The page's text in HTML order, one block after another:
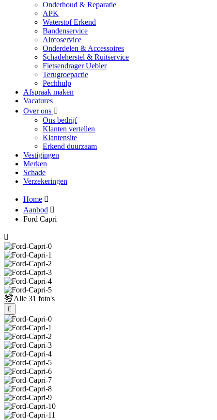
Onderhoud & Reparatie
APK
Waterstof Erkend
Bandenservice
Aircoservice
Onderdelen & Accessoires
Schadeherstel & Ruitservice
Fietsendrager Uebler
Terugroepactie
Pechhulp
Afspraak maken
Vacatures
Over ons
Ons bedrijf
Klanten vertellen
Klantensite
Erkend duurzaam
Vestigingen
Merken
Schade
Verzekeringen
Home
Aanbod
Ford Capri
Alle 31 foto's